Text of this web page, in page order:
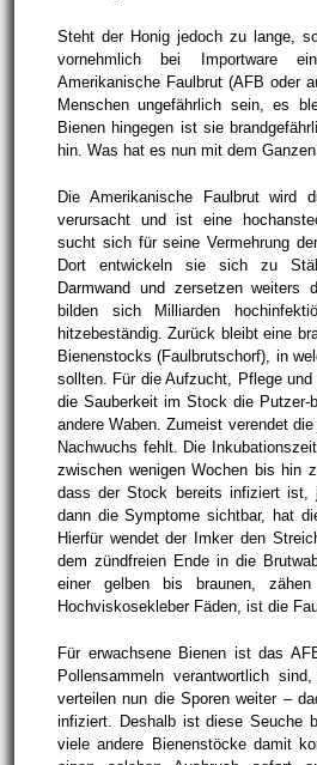
Steht der Honig jedoch zu lange,
vornehmlich bei Importware
Amerikanische Faulbrut (AFB oder
Menschen ungefährlich sein, es
Bienen hingegen ist sie
hin. Was hat es nun mit dem
Die Amerikanische Faulbrut wird
verursacht und ist eine
sucht sich für seine Vermehrung
Dort entwickeln sie sich zu
Darmwand und zersetzen weiters
bilden sich Milliarden
hitzebeständig. Zurück bleibt eine
Bienenstocks (Faulbrutschorf), in
sollten. Für die Aufzucht, Pflege
die Sauberkeit im Stock die Putzer-
andere Waben. Zumeist verendet
Nachwuchs fehlt. Die
zwischen wenigen Wochen bis hin
dass der Stock bereits infiziert ist,
dann die Symptome sichtbar, hat
Hierfür wendet der Imker den
dem zündfreien Ende in die
einer gelben bis braunen,
Hochviskosekleber Fäden, ist die
Für erwachsene Bienen ist das
Pollensammeln verantwortlich
verteilen nun die Sporen weiter –
infiziert. Deshalb ist diese Seuche
viele andere Bienenstöcke damit